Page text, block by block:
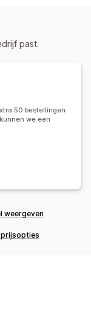
past.
50 bestellingen
we een
weergeven